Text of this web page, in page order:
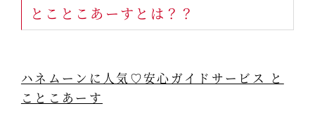
とことこあーすとは？？
ハネムーンに人気♡安心ガイドサービス と
ことこあーす